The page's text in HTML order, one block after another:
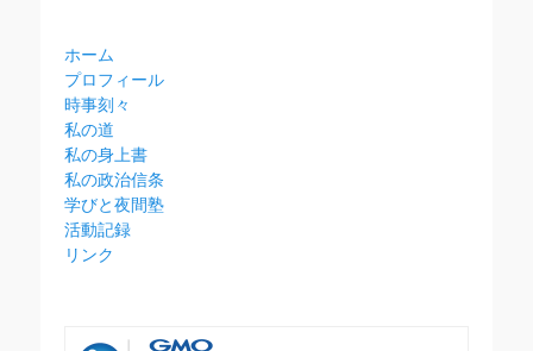
ホーム
プロフィール
時事刻々
私の道
私の身上書
私の政治信条
学びと夜間塾
活動記録
リンク